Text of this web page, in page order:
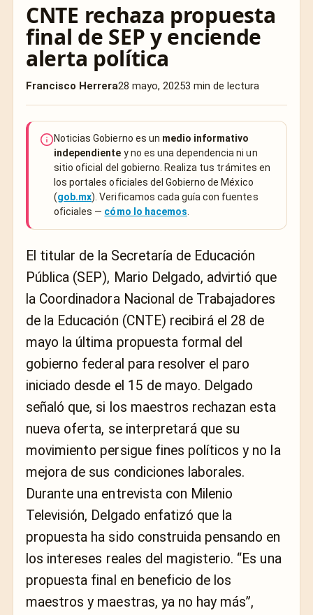
CNTE rechaza propuesta
final de SEP y enciende
alerta política
Francisco Herrera28 mayo, 20253 min de lectura
Noticias Gobierno es un medio informativo
independiente y no es una dependencia ni un
sitio oficial del gobierno. Realiza tus trámites en
los portales oficiales del Gobierno de México
(gob.mx). Verificamos cada guía con fuentes
oficiales — cómo lo hacemos
El titular de la Secretaría de Educación
Pública (SEP), Mario Delgado, advirtió que
la Coordinadora Nacional de Trabajadores
de la Educación (CNTE) recibirá el 28 de
mayo la última propuesta formal del
gobierno federal para resolver el paro
iniciado desde el 15 de mayo. Delgado
señaló que, si los maestros rechazan esta
nueva oferta, se interpretará que su
movimiento persigue fines políticos y no la
mejora de sus condiciones laborales.
Durante una entrevista con Milenio
Televisión, Delgado enfatizó que la
propuesta ha sido construida pensando en
los intereses reales del magisterio. “Es una
propuesta final en beneficio de los
maestros y maestras, ya no hay más”,